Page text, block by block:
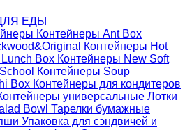
ЕДЫ
Контейнеры Ant Box
Контейнеры Hot
Box Контейнеры New Soft
Контейнеры Soup
Box Контейнеры для кондитеров
универсальные Лотки
Bowl Тарелки бумажные
Упаковка для сэндвичей и